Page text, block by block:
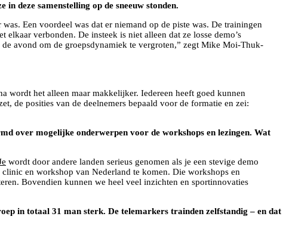
deze samenstelling op de sneeuw stonden.
Een voordeel was dat er niemand op de piste was. De trainingen
verbonden. De insteek is niet alleen dat ze losse demo’s
avond om de groepsdynamiek te vergroten,” zegt Mike Moi-Thuk-
wordt het alleen maar makkelijker. Iedereen heeft goed kunnen
de posities van de deelnemers bepaald voor de formatie en zei:
over mogelijke onderwerpen voor de workshops en lezingen. Wat
wordt door andere landen serieus genomen als je een stevige demo
en workshop van Nederland te komen. Die workshops en
Bovendien kunnen we heel veel inzichten en sportinnovaties
in totaal 31 man sterk. De telemarkers trainden zelfstandig – en dat